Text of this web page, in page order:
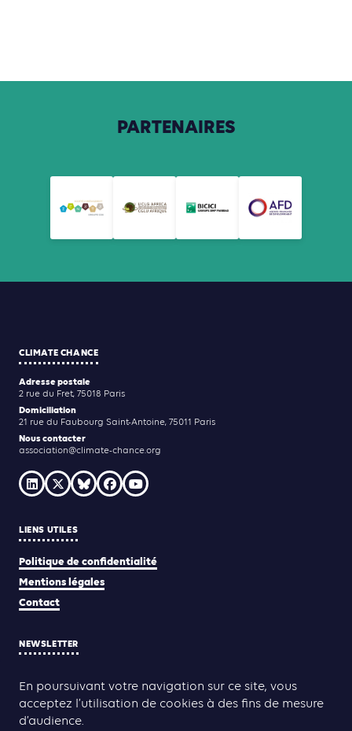
PARTENAIRES
CLIMATE CHANCE
Adresse postale
2 rue du Fret, 75018 Paris
Domiciliation
21 rue du Faubourg Saint-Antoine, 75011 Paris
Nous contacter
association@climate-chance.org
LIENS UTILES
Politique de confidentialité
Mentions légales
Contact
NEWSLETTER
JE M'INSCRIS
En poursuivant votre navigation sur ce site, vous
acceptez l’utilisation de cookies à des fins de mesure
d’audience.